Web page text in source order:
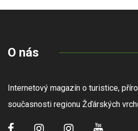
O nás
Internetový magazín o turistice,
současnosti regionu Žďárských